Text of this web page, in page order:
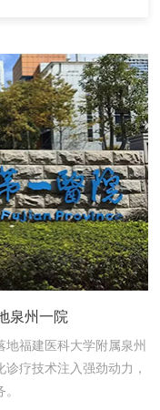
泉州一院
福建医科大学附属泉州
疗技术注入强劲动力，